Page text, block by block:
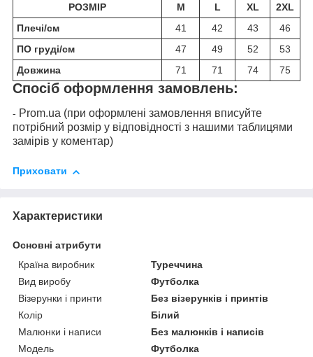
РОЗМІР M L XL
2XL
Плечі/см
41 42 43
46
ПО груді/см
47 49 52
53
Довжина
71 71 74 75
Спосіб оформлення замовлень:
- Prom.ua (при оформлені замовлення вписуйте
потрібний розмір у відповідності з нашими таблицями
замірів у коментар)
Приховати
Характеристики
Основні атрибути
Країна виробник
Туреччина
Вид виробу
Футболка
Візерунки і принти
Без візерунків і принтів
Колір
Білий
Малюнки і написи
Без малюнків і написів
Модель
Футболка